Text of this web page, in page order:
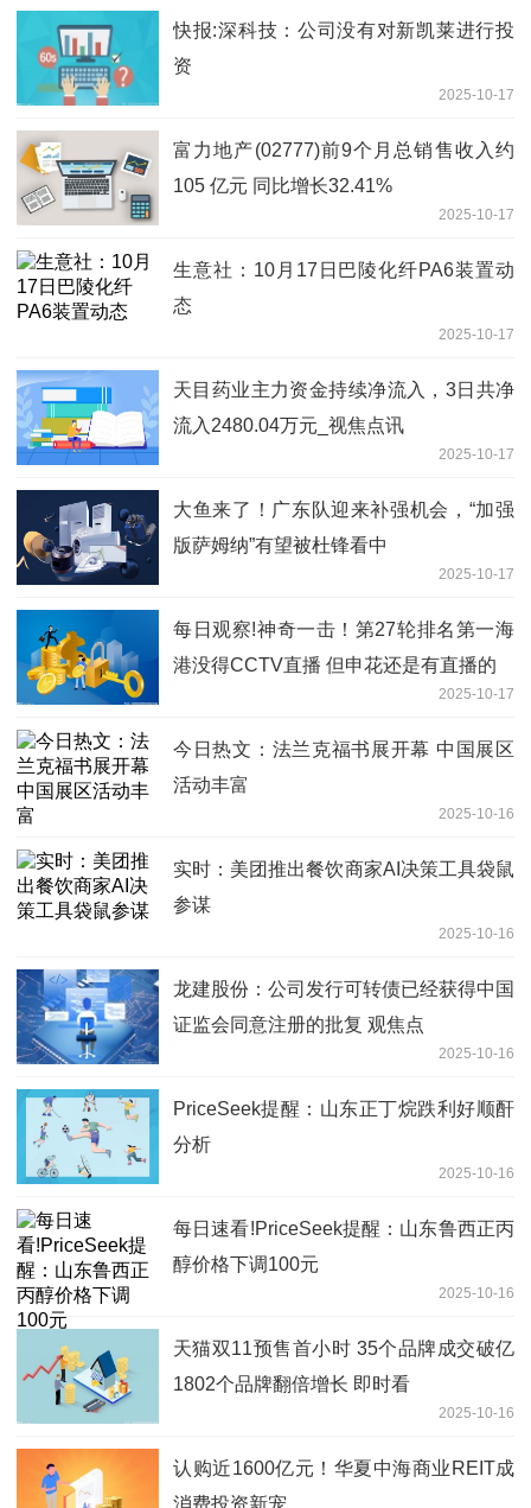
快报:深科技：公司没有对新凯莱进行投
资
2025-10-17
富力地产(02777)前9个月总销售收入约
105 亿元 同比增长32.41%
2025-10-17
生意社：10月17日巴陵化纤PA6装置动
态
2025-10-17
天目药业主力资金持续净流入，3日共净
流入2480.04万元_视焦点讯
2025-10-17
大鱼来了！广东队迎来补强机会，“加强
版萨姆纳”有望被杜锋看中
2025-10-17
每日观察!神奇一击！第27轮排名第一海
港没得CCTV直播 但申花还是有直播的
2025-10-17
今日热文：法兰克福书展开幕 中国展区
活动丰富
2025-10-16
实时：美团推出餐饮商家AI决策工具袋鼠
参谋
2025-10-16
龙建股份：公司发行可转债已经获得中国
证监会同意注册的批复 观焦点
2025-10-16
PriceSeek提醒：山东正丁烷跌利好顺酐
分析
2025-10-16
每日速看!PriceSeek提醒：山东鲁西正丙
醇价格下调100元
2025-10-16
天猫双11预售首小时 35个品牌成交破亿
1802个品牌翻倍增长 即时看
2025-10-16
认购近1600亿元！华夏中海商业REIT成